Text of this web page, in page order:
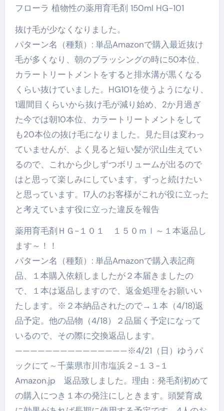
フローラ 植物性の薬用育毛剤 150ml HG-101
抜け毛が少なくなりました。
パターン名（種類）: 単品Amazonで購入最近抜け
毛が多くなり、朝のブラッシングの時に50本位、
カラートリートメントをすると排水溝が黒くなる
くらい抜けていました。HG101を使うようになり、
1週間目くらいから抜け毛が減り始め、2か月過ぎ
た今では朝10本位、カラートリートメントをして
も20本位の抜け毛になりました。見た目は変わっ
ていませんが、よく見ると短い髪が沢山生えてい
るので、これから少しずつボリュームが出るので
はと思って楽しみにしています。ずっと続けたい
と思っています。17人のお客様がこれが役に立った
と考えています役に立った違反を報告
薬用育毛剤ＨＧ−１０１ １５０ｍｌ～１本返品し
ます～！！
パターン名（種類）: 単品Amazonで購入表記商
品、１本購入依頼しましたが２本届きましたの
で、１本は返品しますので、返金処理をお願いい
たします。※２本納品されたので→１本（4/18)返
品予定。他の品物（4/18）２品届く予定になって
いるので、その際に交換返品します。
———————————————※4/21（日）ゆうパ
ックにて～千葉県市川市塩浜２−１３−１
Amazon.jp 返品致しました。理由：発毛剤初めて
の購入につき１本の発注にしときます。頭髪育成